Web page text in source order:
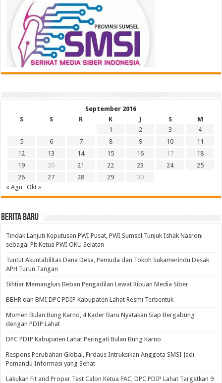
September 2016
S
S R K J S
M
1
2 3
4
5
6 7 8 9 10
11
12
13 14 15 16 17
18
19
20 21 22 23 24
25
26
27 28 29
30
« Agu
Okt »
BERITA BARU
Tindak Lanjuti Keputusan PWI Pusat, PWI Sumsel Tunjuk Ishak Nasroni
sebagai Plt Ketua PWI OKU Selatan
Tuntut Akuntabilitas Dana Desa, Pemuda dan Tokoh Sukamerindu Desak
APH Turun Tangan
Ikhtiar Memangkas Beban Pengadilan Lewat Ribuan Media Siber
BBHR dan BMI DPC PDIP Kabupaten Lahat Resmi Terbentuk
Momen Bulan Bung Karno, 4 Kader Baru Nyatakan Siap Bergabung
dengan PDIP Lahat
DPC PDIP Kabupaten Lahat Peringati Bulan Bung Karno
Respons Perubahan Global, Firdaus Intruksikan Anggota SMSI Jadi
Pemandu Informasi yang Sehat
Lakukan Fit and Proper Test Calon Ketua PAC, DPC PDIP Lahat Targetkan 9